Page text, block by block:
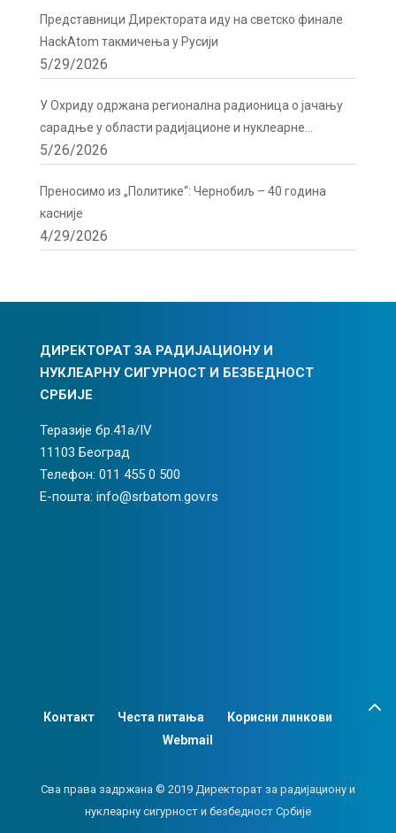
Представници Директората иду на светско финале
HackAtom такмичења у Русији
5/29/2026
У Охриду одржана регионална радионица о јачању
сарадње у области радијационе и нуклеарне
сигурности
5/26/2026
Преносимо из „Политике“: Чернобиљ – 40 година
касније
4/29/2026
ДИРЕКТОРАТ ЗА РАДИЈАЦИОНУ И
НУКЛЕАРНУ СИГУРНОСТ И БЕЗБЕДНОСТ
СРБИЈЕ
Теразије бр.41а/IV
11103 Београд
Телефон: 011 455 0 500
Е-пошта: info@srbatom.gov.rs
Контакт Честа питања
Корисни линкови
Webmail
Сва права задржана © 2019 Директорат за радијациону и
нуклеарну сигурност и безбедност Србије